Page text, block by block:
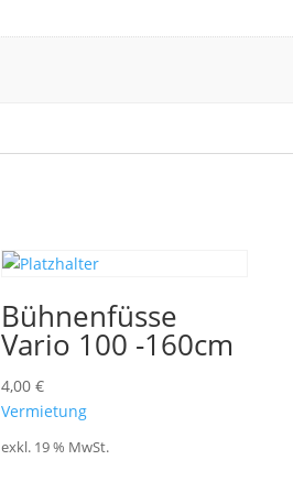
Bühnenfüsse
Vario 100 -160cm
4,00 €
Vermietung
exkl. 19 % MwSt.